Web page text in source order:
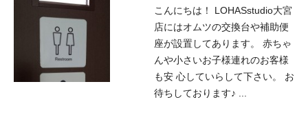
こんにちは！ LOHASstudio大宮
店にはオムツの交換台や補助便
座が設置してあります。 赤ちゃ
んや小さいお子様連れのお客様
も安 心していらして下さい。 お
待ちしております♪ ...